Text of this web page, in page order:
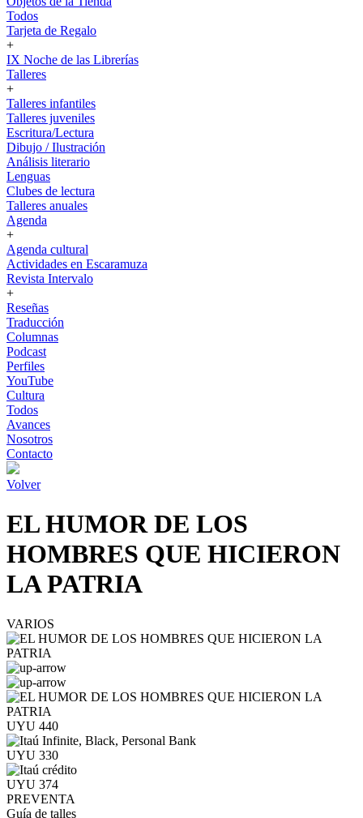
Todos
Tarjeta de Regalo
+
IX Noche de las Librerías
Talleres
+
Talleres infantiles
Talleres juveniles
Escritura/Lectura
Dibujo / Ilustración
Análisis literario
Lenguas
Clubes de lectura
Talleres anuales
Agenda
+
Agenda cultural
Actividades en Escaramuza
Revista Intervalo
+
Reseñas
Traducción
Columnas
Podcast
Perfiles
YouTube
Cultura
Todos
Avances
Nosotros
Contacto
Volver
EL HUMOR DE LOS
HOMBRES QUE HICIERON
LA PATRIA
VARIOS
UYU 440
UYU 330
UYU 374
PREVENTA
Guía de talles